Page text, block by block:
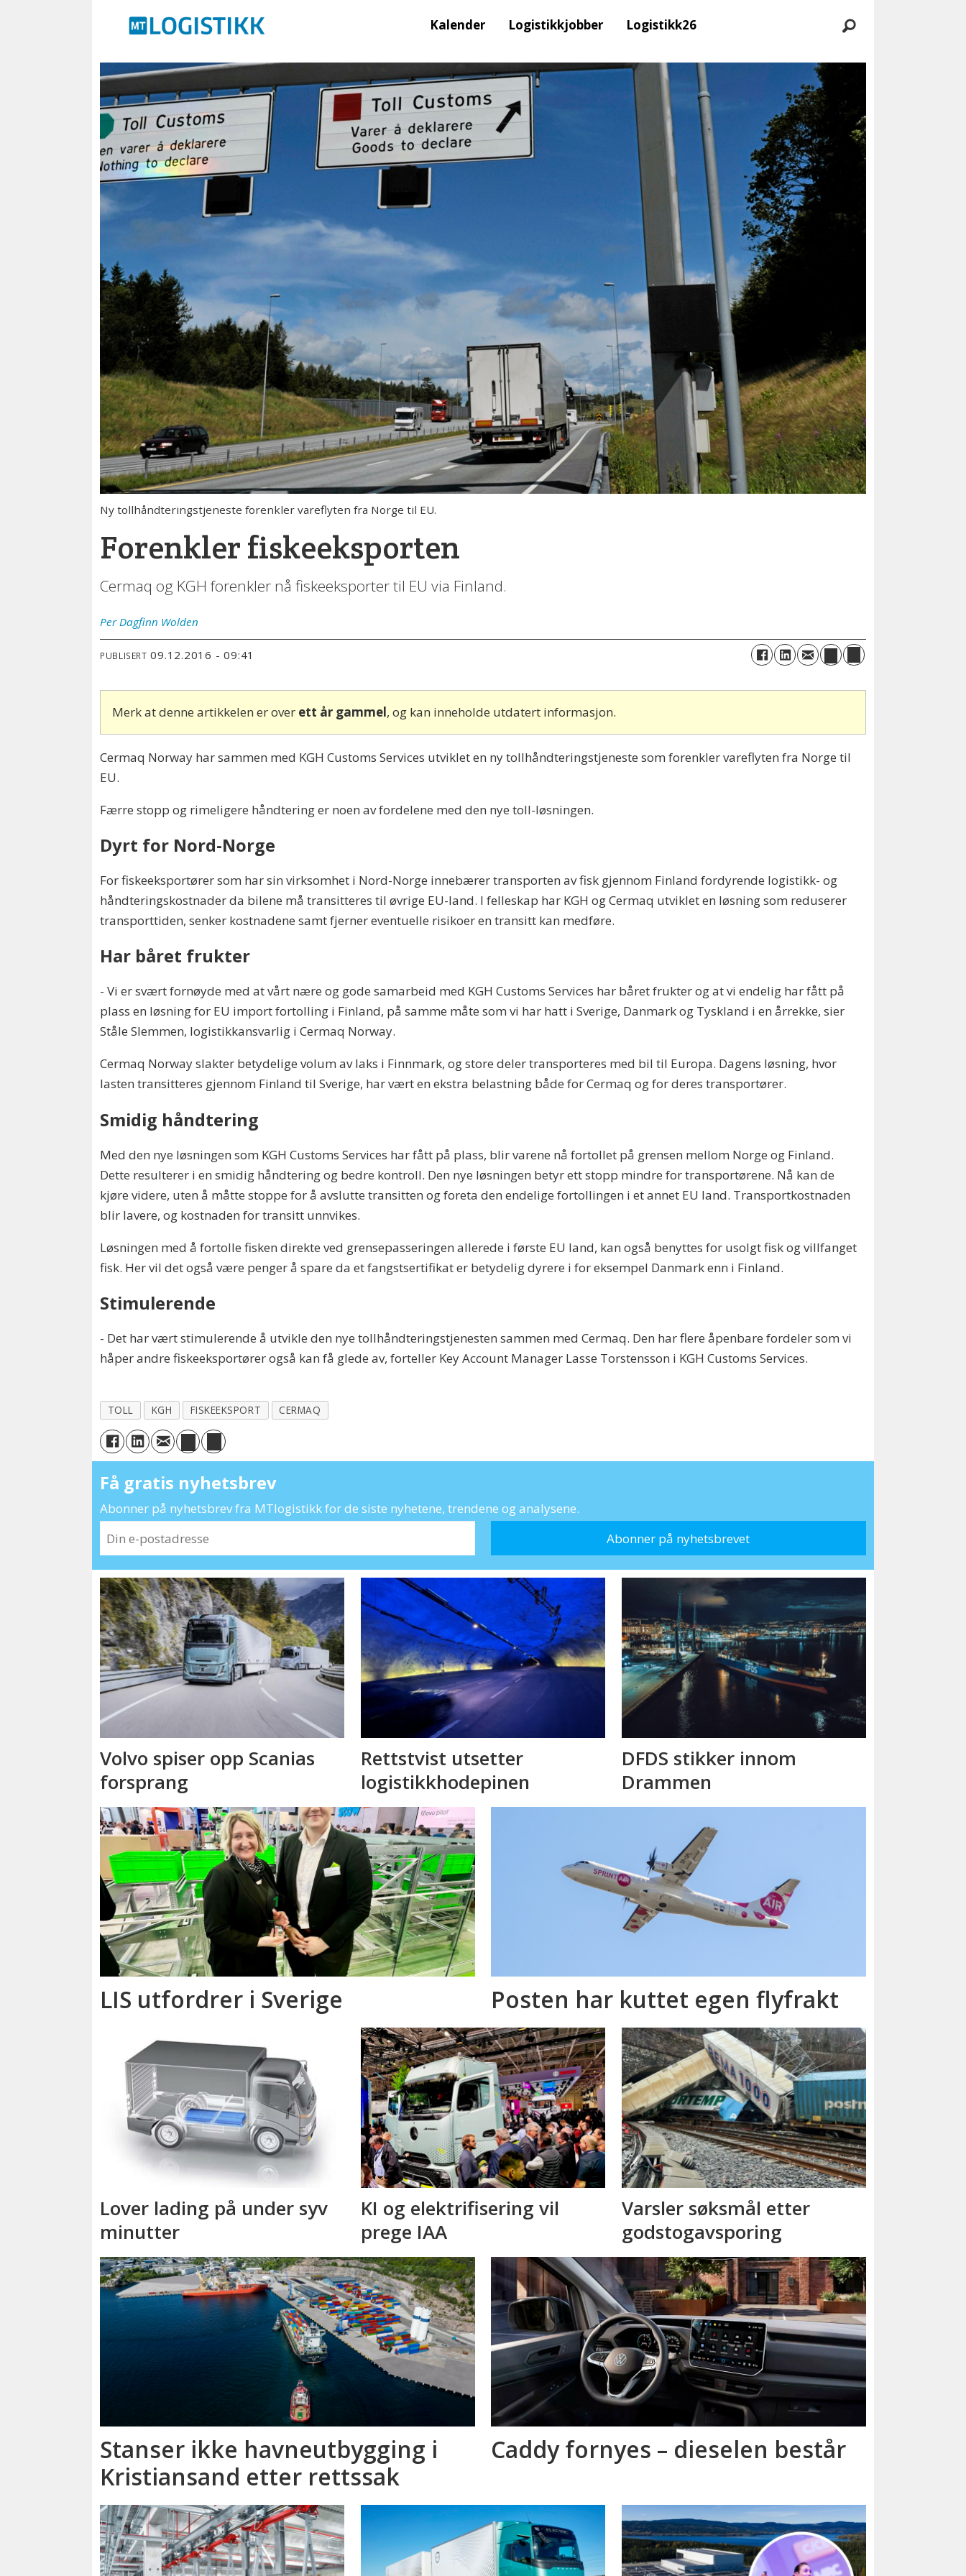
Kalender Logistikkjobber Logistikk26
Ny tollhåndteringstjeneste forenkler vareflyten fra Norge til EU.
Forenkler fiskeeksporten
Cermaq og KGH forenkler nå fiskeeksporter til EU via Finland.
Per Dagfinn Wolden
PUBLISERT 09.12.2016 - 09:41
Merk at denne artikkelen er over ett år gammel, og kan inneholde utdatert informasjon.
Cermaq Norway har sammen med KGH Customs Services utviklet en ny tollhåndteringstjeneste som forenkler vareflyten fra Norge til
EU.
Færre stopp og rimeligere håndtering er noen av fordelene med den nye toll-løsningen.
Dyrt for Nord-Norge
For fiskeeksportører som har sin virksomhet i Nord-Norge innebærer transporten av fisk gjennom Finland fordyrende logistikk- og
håndteringskostnader da bilene må transitteres til øvrige EU-land. I felleskap har KGH og Cermaq utviklet en løsning som reduserer
transporttiden, senker kostnadene samt fjerner eventuelle risikoer en transitt kan medføre.
Har båret frukter
- Vi er svært fornøyde med at vårt nære og gode samarbeid med KGH Customs Services har båret frukter og at vi endelig har fått på
plass en løsning for EU import fortolling i Finland, på samme måte som vi har hatt i Sverige, Danmark og Tyskland i en årrekke, sier
Ståle Slemmen, logistikkansvarlig i Cermaq Norway.
Cermaq Norway slakter betydelige volum av laks i Finnmark, og store deler transporteres med bil til Europa. Dagens løsning, hvor
lasten transitteres gjennom Finland til Sverige, har vært en ekstra belastning både for Cermaq og for deres transportører.
Smidig håndtering
Med den nye løsningen som KGH Customs Services har fått på plass, blir varene nå fortollet på grensen mellom Norge og Finland.
Dette resulterer i en smidig håndtering og bedre kontroll. Den nye løsningen betyr ett stopp mindre for transportørene. Nå kan de
kjøre videre, uten å måtte stoppe for å avslutte transitten og foreta den endelige fortollingen i et annet EU land. Transportkostnaden
blir lavere, og kostnaden for transitt unnvikes.
Løsningen med å fortolle fisken direkte ved grensepasseringen allerede i første EU land, kan også benyttes for usolgt fisk og villfanget
fisk. Her vil det også være penger å spare da et fangstsertifikat er betydelig dyrere i for eksempel Danmark enn i Finland.
Stimulerende
- Det har vært stimulerende å utvikle den nye tollhåndteringstjenesten sammen med Cermaq. Den har flere åpenbare fordeler som vi
håper andre fiskeeksportører også kan få glede av, forteller Key Account Manager Lasse Torstensson i KGH Customs Services.
TOLL KGH FISKEEKSPORT CERMAQ
Få gratis nyhetsbrev
Abonner på nyhetsbrev fra MTlogistikk for de siste nyhetene, trendene og analysene.
Volvo spiser opp Scanias
forsprang
Rettstvist utsetter
logistikkhodepinen
DFDS stikker innom
Drammen
LIS utfordrer i Sverige Posten har kuttet egen flyfrakt
Lover lading på under syv
minutter
KI og elektrifisering vil
prege IAA
Varsler søksmål etter
godstog­avsporing
Stanser ikke havneutbygging i
Kristiansand etter rettssak
Caddy fornyes – dieselen består